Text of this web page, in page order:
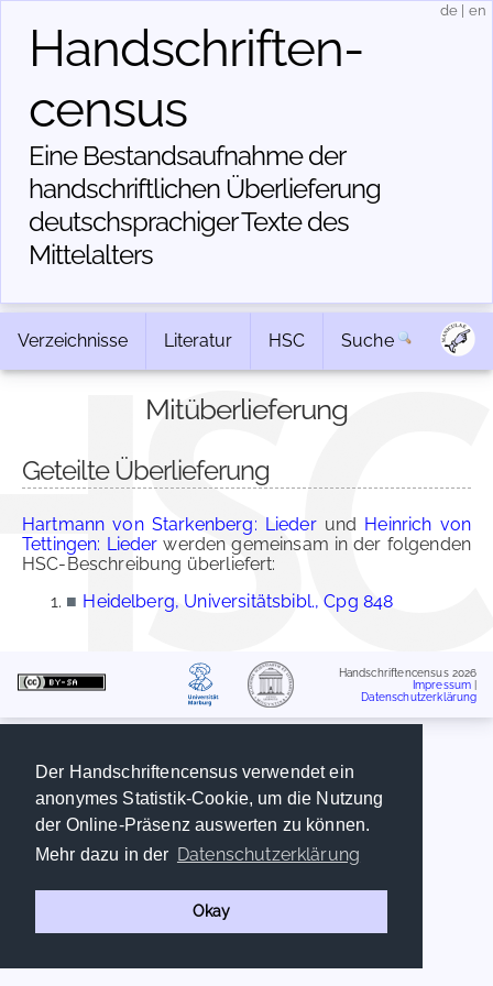
Der Handschriftencensus verwendet ein
anonymes Statistik-Cookie, um die Nutzung
der Online-Präsenz auswerten zu können.
Mehr dazu in der Datenschutzerklärung
Okay
Handschriften­
census
Eine Bestandsaufnahme der
handschriftlichen Über­lieferung
deutschsprachiger Texte des
Mittelalters
de en
Verzeichnisse Literatur HSC Suche
Mitüberlieferung
Geteilte Überlieferung
Hartmann von Starkenberg: Liederund Heinrich von
Tettingen: Lieder werden gemeinsam in der folgenden
HSC-Beschreibung überliefert:
■ Heidelberg, Universitätsbibl., Cpg 848
Handschriftencensus 2026
Impressum
Datenschutzerklärung